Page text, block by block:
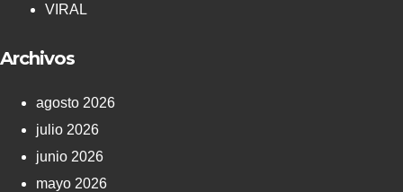
VIRAL
Archivos
agosto 2026
julio 2026
junio 2026
mayo 2026